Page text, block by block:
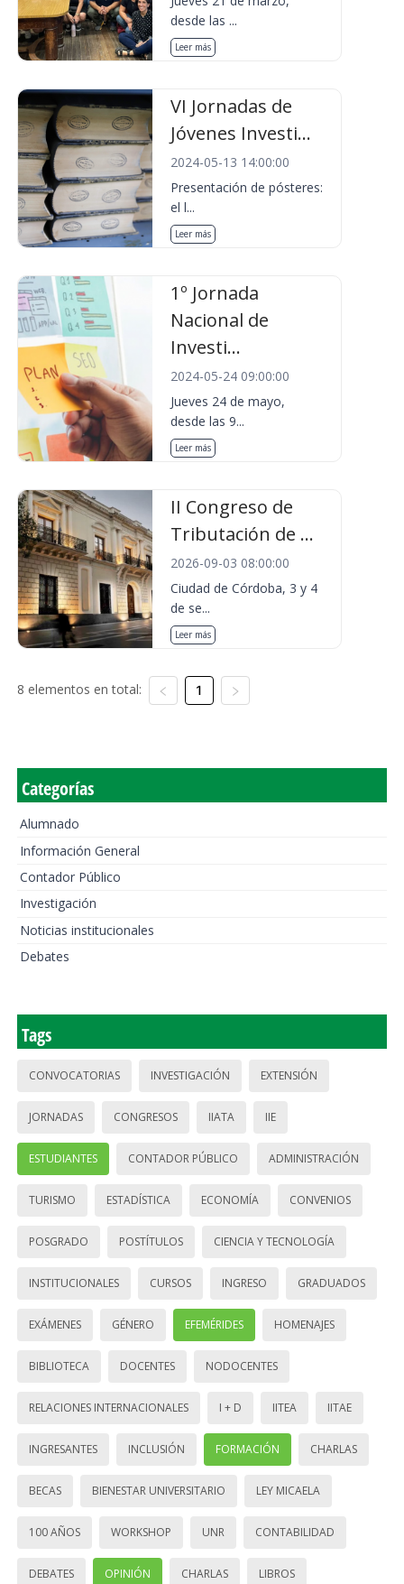
desde las ...
Leer más
VI Jornadas de
Jóvenes Investi...
2024-05-13 14:00:00
Presentación de pósteres:
el l...
Leer más
1º Jornada
Nacional de
Investi...
2024-05-24 09:00:00
Jueves 24 de mayo,
desde las 9...
Leer más
II Congreso de
Tributación de ...
2026-09-03 08:00:00
Ciudad de Córdoba, 3 y 4
de se...
Leer más
8 elementos en total: 1
Categorías
Alumnado
Información General
Contador Público
Investigación
Noticias institucionales
Debates
Tags
CONVOCATORIAS INVESTIGACIÓN EXTENSIÓN
JORNADAS CONGRESOS IIATA IIE
ESTUDIANTES CONTADOR PÚBLICO ADMINISTRACIÓN
TURISMO ESTADÍSTICA ECONOMÍA CONVENIOS
POSGRADO POSTÍTULOS CIENCIA Y TECNOLOGÍA
INSTITUCIONALES CURSOS INGRESO GRADUADOS
EXÁMENES GÉNERO EFEMÉRIDES HOMENAJES
BIBLIOTECA DOCENTES NODOCENTES
RELACIONES INTERNACIONALES I + D IITEA IITAE
INGRESANTES INCLUSIÓN FORMACIÓN CHARLAS
BECAS BIENESTAR UNIVERSITARIO LEY MICAELA
100 AÑOS WORKSHOP UNR CONTABILIDAD
DEBATES OPINIÓN CHARLAS LIBROS